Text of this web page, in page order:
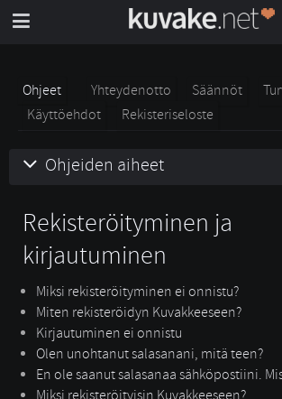
Ohjeet Yhteydenotto Säännöt
Käyttöehdot
Rekisteriseloste
Ohjeiden aiheet
Rekisteröityminen ja
kirjautuminen
Miksi rekisteröityminen ei onnistu?
Miten rekisteröidyn Kuvakkeeseen?
Kirjautuminen ei onnistu
Olen unohtanut salasanani, mitä teen?
En ole saanut salasanaa sähköpostiini.
Miksi rekisteröityisin Kuvakkeeseen?